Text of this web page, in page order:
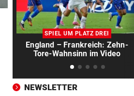
NACH WIEN AUF MYKONOS vor 3
Luxus am Meer! Sabalenka
gewährt private Einblicke
FUSSBALL-FANS FEIERN
Hochgefühle dank Comeback
eines Kult-Sponsors
SPIEL UM PLATZ DREI
England – Frankreich: Zehn-
Tore-Wahnsinn im Video
NEWSLETTER